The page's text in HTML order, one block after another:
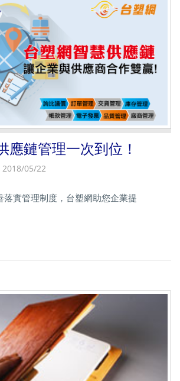
應鏈管理一次到位！
2018/05/22
落實管理制度，台塑網助您企業提